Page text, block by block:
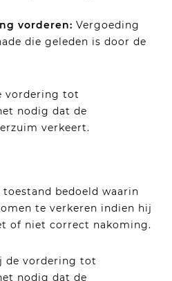
vorderen: Vergoeding
die geleden is door de
vordering tot
nodig dat de
verkeert.
bedoeld waarin
te verkeren indien hij
of niet correct nakoming.
de vordering tot
nodig dat de